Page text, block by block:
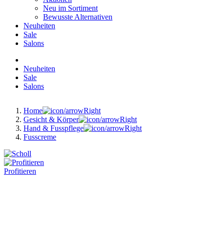
Neu im Sortiment
Bewusste Alternativen
Neuheiten
Sale
Salons
Neuheiten
Sale
Salons
Home
Gesicht & Körper
Hand & Fusspflege
Fusscreme
Profitieren